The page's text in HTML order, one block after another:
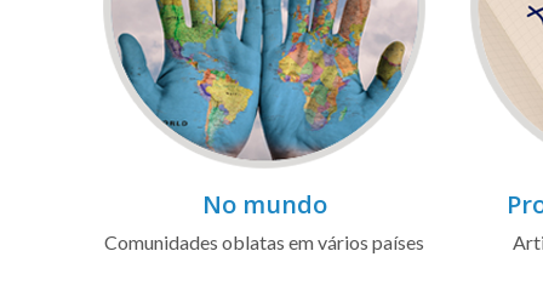
No mundo
Comunidades oblatas em vários países